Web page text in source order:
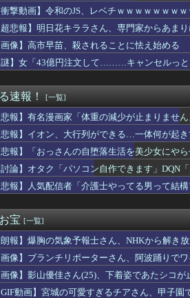
求刑7年のジャンポケ斎藤は口封じに被害者
どの席の乗客から搭乗させると最もスムー
私「室内犬を放し飼いにしてるよ？」友達
かさん、グラビア電撃復帰で水着撮影ｗｗｗ
艦艇4隻が日本列島を一周…防衛省が全航路
スト「野球場の売り子は男がやれ！いつま
ア】清純美少女るるかちゃん輝いてる…
ーで反抗期が酷くなってきた息子に「お前
親戚接待をする医者の義兄夫婦。今回ウトメ
韓国サッカー協会さん、国際審判員らに『性
愛情表現を求めるタイプ。でも、それが苦
中村舞さん、下着姿で写真撮られてた
大行列ができる…一体何が起きてるんだ？ｗ
ーとしても十分使えるね。レオニダス強化み
で売れまくりトヨタに続き日本のホンダや
いしまくったフードファイターの後遺症、つ
「20歳でアルファード一括で買えちゃう私
女子日本代表・中尾春香、紐ビキニ姿を公
パンツ脱ぎ〜」ワイ「(頼む！陰毛生えててく
ベJKさん、何故か自らのパンツを見せつけ
】SMP「VRVロボ」が本日13時より予約受
売りに届いたPS5の箱にに28年1月に物理ディ
衝撃動画】令和のJS、レベチｗｗｗｗｗｗｗ
超悲報】明日花キララさん、専門家からあま
画像】高市早苗、殺されることに怯え始める
謎】女「43億円注文して………キャンセルっ
速報！ [一覧]
悲報】有名漫画家「体重の減少が止まりませ
悲報】イオン、大行列ができる…一体何が起
悲報】「おっさんの自堕落生活を美少女にや
討論】オタク「パソコン自作できます」DQN
悲報】人気配信者「介護士やってる男って結
宝 [一覧]
朗報】爆胸の気象予報士さん、NHKから解き
画像】ブランチリポーターさん、阿波踊りでワ
画像】影山優佳さん(25)、下着姿であたシコが
GIF動画】宮城の可愛すぎるチアさん、甲子園